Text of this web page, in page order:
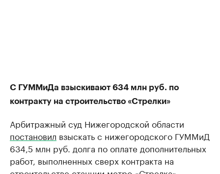
С ГУММиДа взыскивают 634 млн руб. по
контракту на строительство «Стрелки»
Арбитражный суд Нижегородской области
постановил взыскать с нижегородского ГУММиД
634,5 млн руб. долга по оплате дополнительных
работ, выполненных сверх контракта на